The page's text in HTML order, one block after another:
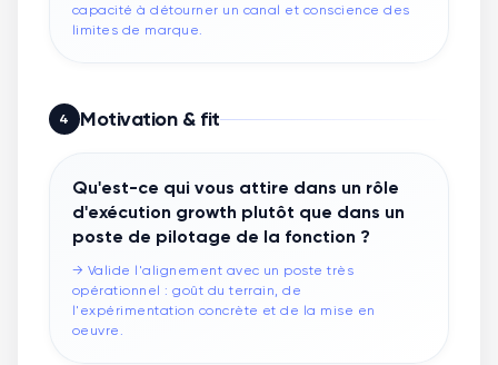
capacité à détourner un canal et conscience des
limites de marque.
4 Motivation & fit
Qu'est-ce qui vous attire dans un rôle
d'exécution growth plutôt que dans un
poste de pilotage de la fonction ?
→ Valide l'alignement avec un poste très
opérationnel : goût du terrain, de
l'expérimentation concrète et de la mise en
oeuvre.